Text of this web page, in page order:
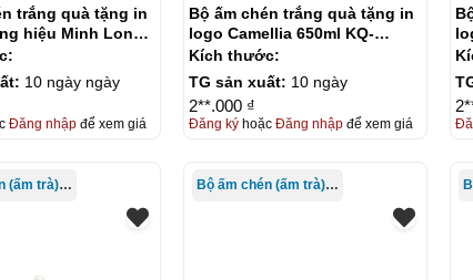
trắng quà tặng in
hiệu Minh Long
10 ngày ngày
Đăng nhậpđể xem giá
Bộ ấm chén trắng quà tặng in
logo Camellia 650ml KQ-
ACT10
Kích thước:
TG sản xuất: 10 ngày
2**.000 ₫
Đăng kýhoặc Đăng nhậpđể xem giá
Bộ ấm chén (ấm trà) in logo Bộ ấm chén (ấm trà) in logo